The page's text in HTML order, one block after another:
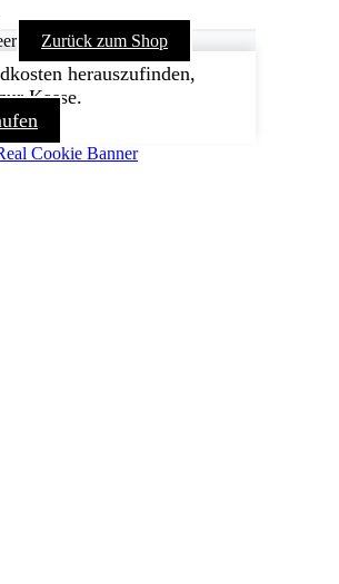
Zurück zum Shop
herauszufinden,
Kasse.
Cookie Banner